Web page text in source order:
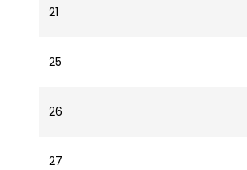
21
25
26
27